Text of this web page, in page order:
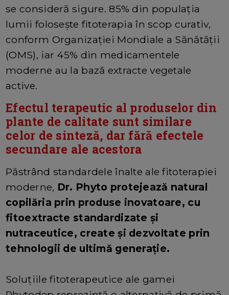
se consideră sigure. 85% din populația
lumii folosește fitoterapia în scop curativ,
conform Organizației Mondiale a Sănătății
(OMS), iar 45% din medicamentele
moderne au la bază extracte vegetale
active.
Efectul terapeutic al produselor din
plante de calitate sunt similare
celor de sinteză, dar fără efectele
secundare ale acestora
Păstrând standardele înalte ale fitoterapiei
moderne, Dr. Phyto protejează natural
copilăria prin produse inovatoare, cu
fitoextracte standardizate și
nutraceutice, create și dezvoltate prin
tehnologii de ultimă generație.
Soluțiile fitoterapeutice ale gamei